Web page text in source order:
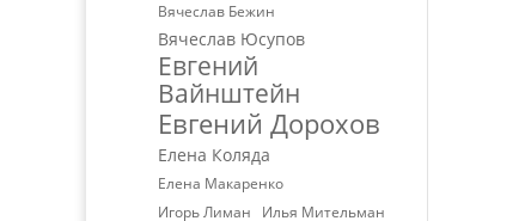
Вячеслав Бежин
Вячеслав Юсупов
Евгений
Вайнштейн
Евгений Дорохов
Елена Коляда
Елена Макаренко
Игорь Лиман
Илья Мительман